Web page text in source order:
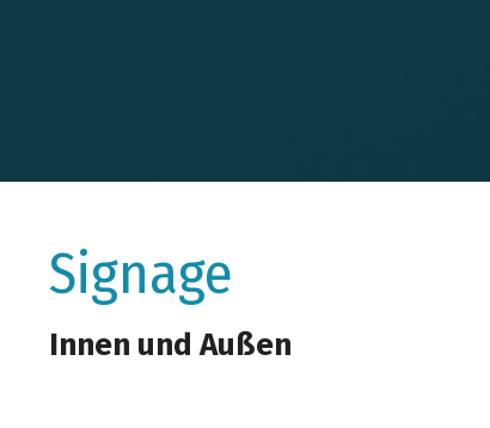
Signage
Innen und Außen